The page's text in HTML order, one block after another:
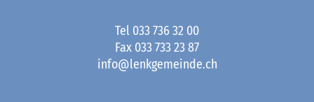
Tel 033 736 32 00
Fax 033 733 23 87
info@lenkgemeinde.ch